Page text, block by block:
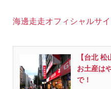
海邊走走オフィシャルサイ
【台北
お土産は
で！